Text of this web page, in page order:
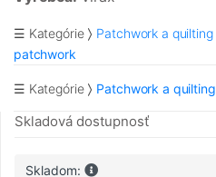
☰ Kategórie Patchwork a quilting
patchwork
☰ Kategórie Patchwork a quilting
Skladová dostupnosť
Skladom: